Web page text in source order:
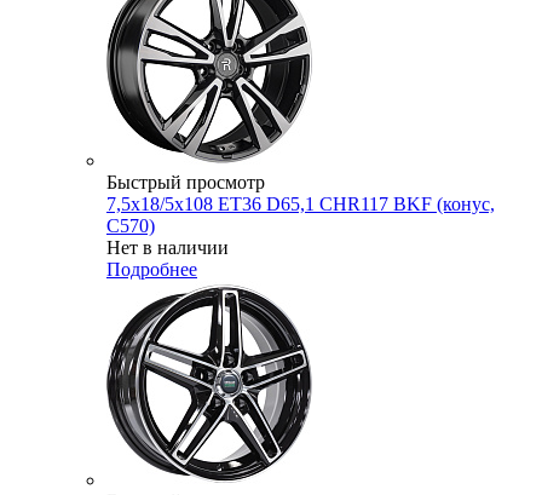
Быстрый просмотр
7,5x18/5x108 ET36 D65,1 CHR117 BKF (конус,
C570)
Нет в наличии
Подробнее